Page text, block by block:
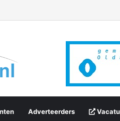
Adverteerders